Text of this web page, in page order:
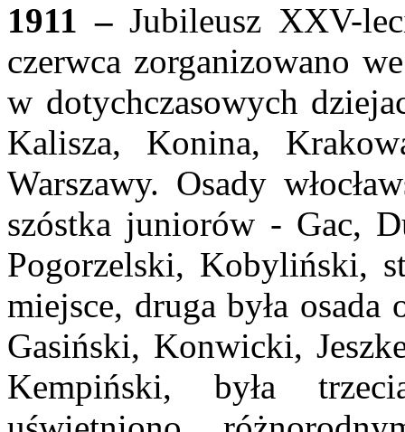
1911 –Jubileusz XXV-
czerwca zorganizowano
w dotychczasowych
Kalisza, Konina,
Warszawy. Osady
szóstka juniorów - Gac,
Pogorzelski, Kobyliński,
miejsce, druga była osada
Gasiński, Konwicki,
Kempiński, była